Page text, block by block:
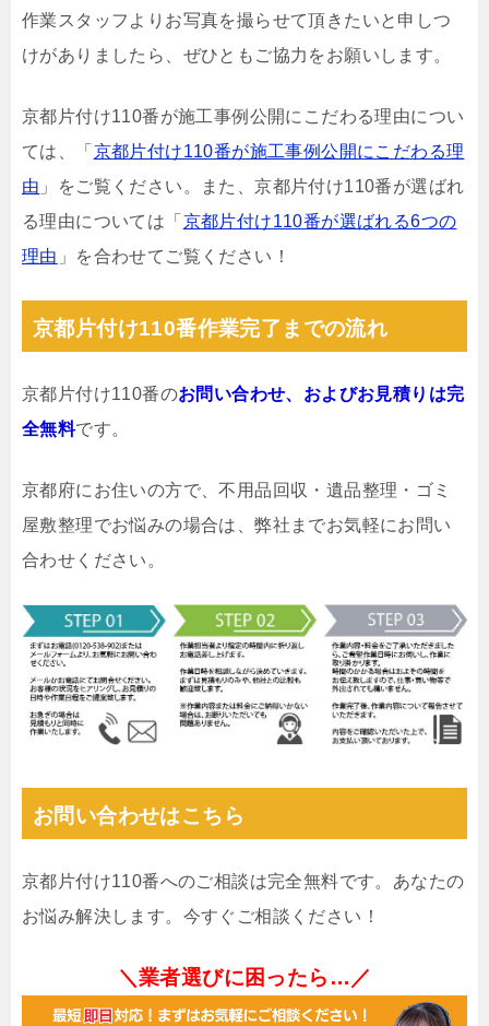
作業スタッフよりお写真を撮らせて頂きたいと申しつ
けがありましたら、ぜひともご協力をお願いします。
京都片付け110番が施工事例公開にこだわる理由につい
ては、「 京都片付け110番が施工事例公開にこだわる理
由 」をご覧ください。また、京都片付け110番が選ばれ
る理由については「 京都片付け110番が選ばれる6つの
理由 」を合わせてご覧ください！
京都片付け110番作業完了までの流れ
京都片付け110番のお問い合わせ、およびお見積りは完
全無料です。
京都府にお住いの方で、不用品回収・遺品整理・ゴミ
屋敷整理でお悩みの場合は、弊社までお気軽にお問い
合わせください。
お問い合わせはこちら
京都片付け110番へのご相談は完全無料です。あなたの
お悩み解決します。今すぐご相談ください！
＼業者選びに困ったら…／